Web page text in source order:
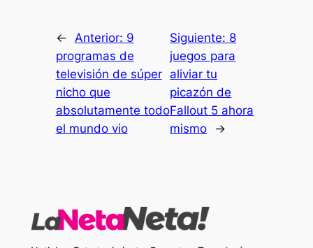
← Anterior: 9
programas de
televisión de súper
nicho que
absolutamente todo
el mundo vio
Siguiente: 8
juegos para
aliviar tu
picazón de
Fallout 5 ahora
mismo
→